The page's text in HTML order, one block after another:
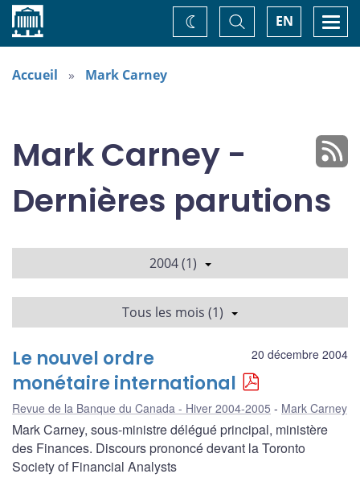
Accueil EN
Basculer
la
recherche
Changez
de
Accueil Mark Carney
Mark Carney -
Dernières parutions
2004 (1)
Tous les mois (1)
20 décembre 2004
Le nouvel ordre
monétaire international
Revue de la Banque du Canada - Hiver 2004-2005 Mark Carney
Mark Carney, sous-ministre délégué principal, ministère
des Finances. Discours prononcé devant la Toronto
Society of Financial Analysts